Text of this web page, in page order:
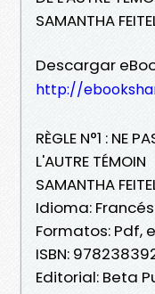
SAMANTHA
Descargar
http://
RÈGLE N°1 : NE
L'AUTRE TÉMOIN
SAMANTHA
Idioma: Francés
Formatos: Pdf,
ISBN:
Editorial: Beta